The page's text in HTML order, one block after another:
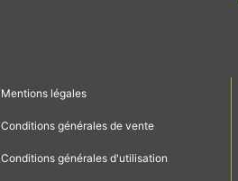
Mentions légales
Conditions générales de vente
Conditions générales d'utilisation